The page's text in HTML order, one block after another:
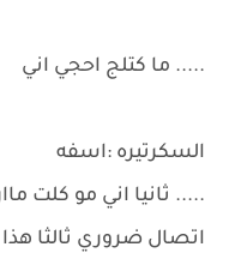
..... ما كتلج احجي اني
السكرتيره :اسفه
..... ثانيا اني مو كلت
اتصال ضروري ثالثا